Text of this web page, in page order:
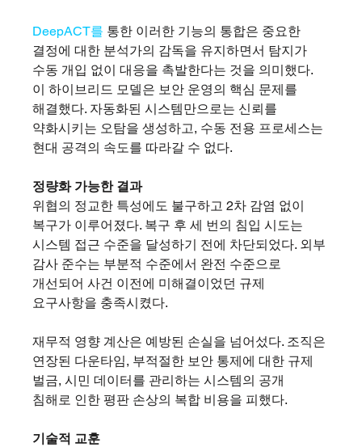
DeepACT를 통한 이러한 기능의 통합은 중요한
결정에 대한 분석가의 감독을 유지하면서 탐지가
수동 개입 없이 대응을 촉발한다는 것을 의미했다.
이 하이브리드 모델은 보안 운영의 핵심 문제를
해결했다. 자동화된 시스템만으로는 신뢰를
약화시키는 오탐을 생성하고, 수동 전용 프로세스는
현대 공격의 속도를 따라갈 수 없다.
정량화 가능한 결과
위협의 정교한 특성에도 불구하고 2차 감염 없이
복구가 이루어졌다. 복구 후 세 번의 침입 시도는
시스템 접근 수준을 달성하기 전에 차단되었다. 외부
감사 준수는 부분적 수준에서 완전 수준으로
개선되어 사건 이전에 미해결이었던 규제
요구사항을 충족시켰다.
재무적 영향 계산은 예방된 손실을 넘어섰다. 조직은
연장된 다운타임, 부적절한 보안 통제에 대한 규제
벌금, 시민 데이터를 관리하는 시스템의 공개
침해로 인한 평판 손상의 복합 비용을 피했다.
기술적 교훈